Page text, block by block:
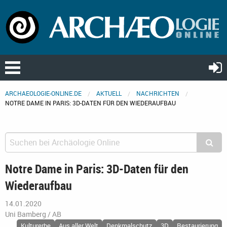
ARCHAEOLOGIE-ONLINE.DE AKTUELL
NACHRICHTEN
NOTRE DAME IN PARIS: 3D-DATEN FÜR DEN WIEDERAUFBAU
Notre Dame in Paris: 3D-Daten für den
Wiederaufbau
14.01.2020
Uni Bamberg / AB